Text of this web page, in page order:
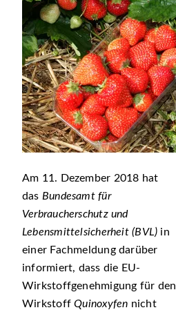
Am 11. Dezember 2018 hat
das Bundesamt für
Verbraucherschutz und
Lebensmittelsicherheit (BVL) in
einer Fachmeldung darüber
informiert, dass die EU-
Wirkstoffgenehmigung für den
WirkstoffQuinoxyfen nicht